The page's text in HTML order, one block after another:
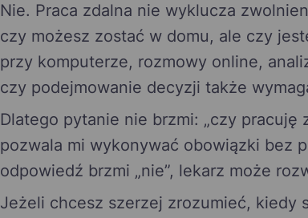
Nie. Praca zdalna nie wyklucza
czy możesz zostać w domu, ale czy
przy komputerze, rozmowy online,
czy podejmowanie decyzji także
Dlatego pytanie nie brzmi: „czy pracuję
pozwala mi wykonywać obowiązki bez
odpowiedź brzmi „nie”, lekarz może
Jeżeli chcesz szerzej zrozumieć, kiedy